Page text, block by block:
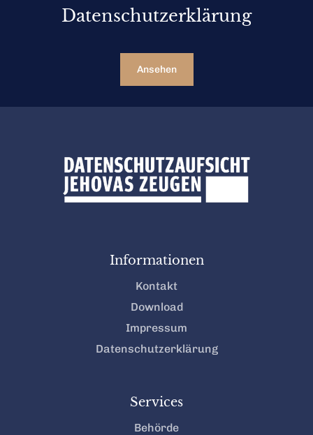
Datenschutzerklärung
Ansehen
Informationen
Kontakt
Download
Impressum
Datenschutzerklärung
Services
Behörde